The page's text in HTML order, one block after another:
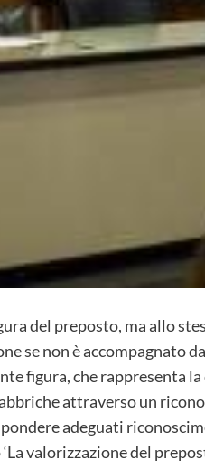
del preposto, ma allo
se non è accompagnato
figura, che rappresenta la
attraverso un
adeguati
valorizzazione del